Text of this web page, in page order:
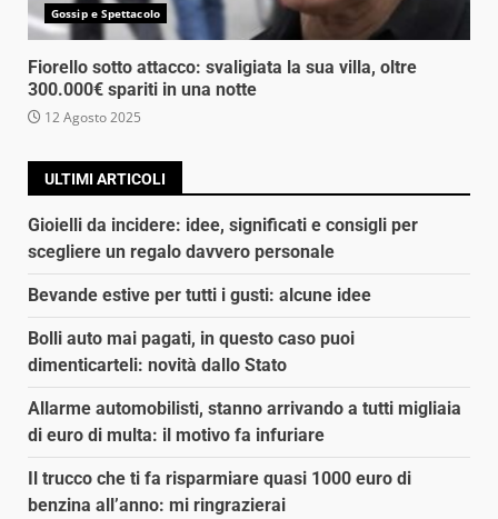
Gossip e Spettacolo
Fiorello sotto attacco: svaligiata la sua villa, oltre
300.000€ spariti in una notte
12 Agosto 2025
ULTIMI ARTICOLI
Gioielli da incidere: idee, significati e consigli per
scegliere un regalo davvero personale
Bevande estive per tutti i gusti: alcune idee
Bolli auto mai pagati, in questo caso puoi
dimenticarteli: novità dallo Stato
Allarme automobilisti, stanno arrivando a tutti migliaia
di euro di multa: il motivo fa infuriare
Il trucco che ti fa risparmiare quasi 1000 euro di
benzina all’anno: mi ringrazierai